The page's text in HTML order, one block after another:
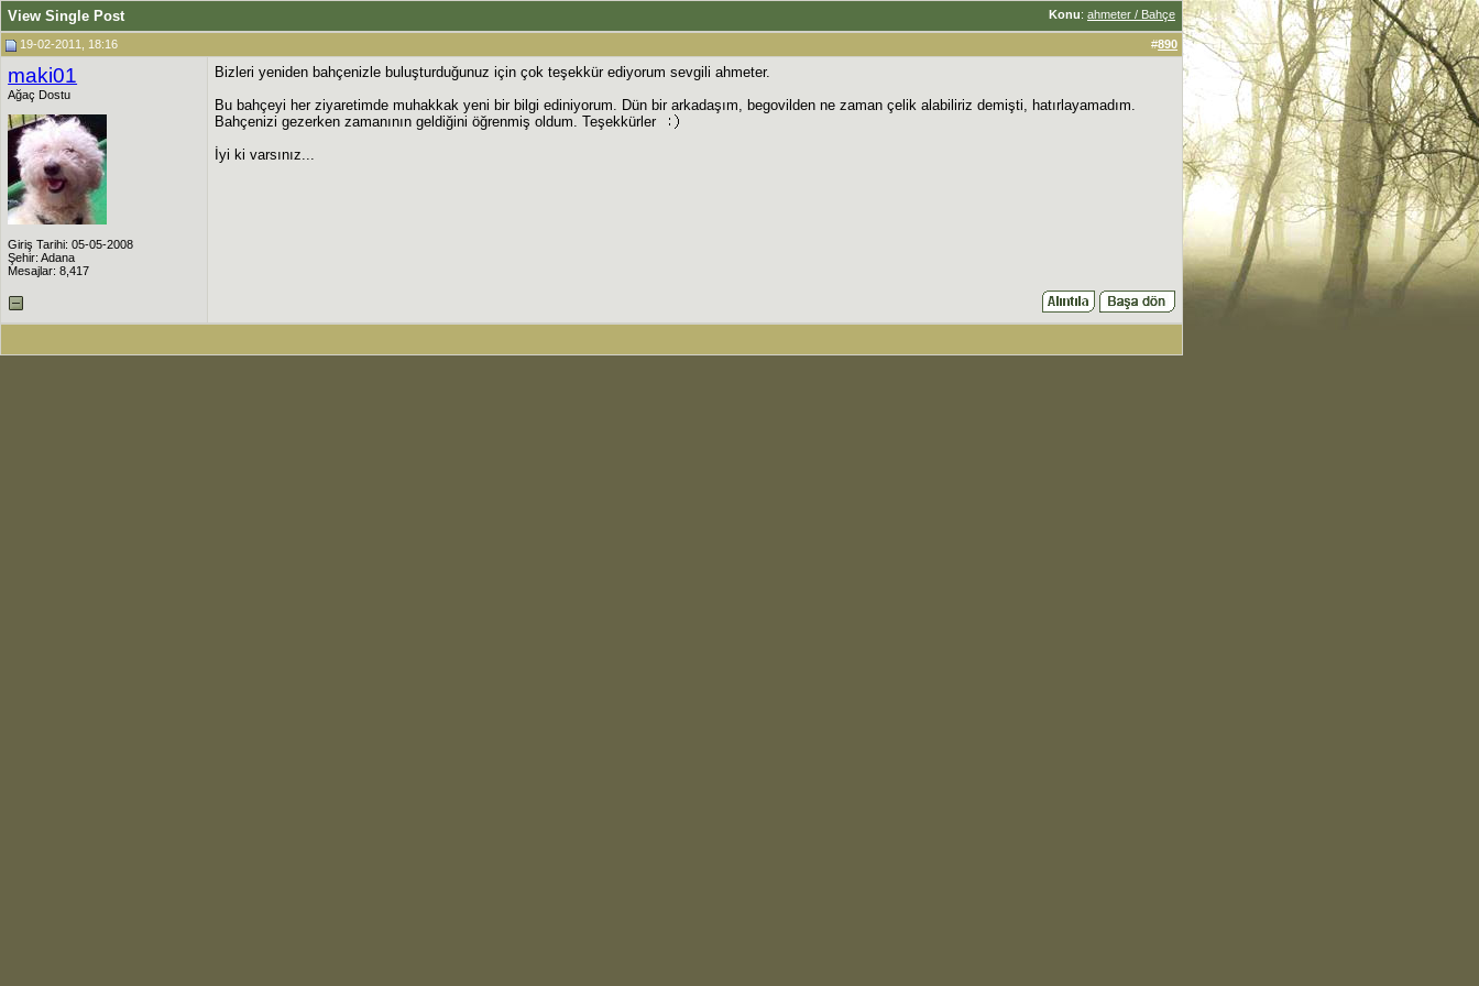
Konu: ahmeter / Bahçe
View Single Post
19-02-2011, 18:16 #890
maki01
Ağaç Dostu
Giriş Tarihi: 05-05-2008
Şehir: Adana
Mesajlar: 8,417
Bizleri yeniden bahçenizle buluşturduğunuz için çok teşekkür ediyorum sevgili ahmeter.
Bu bahçeyi her ziyaretimde muhakkak yeni bir bilgi ediniyorum. Dün bir arkadaşım, begovilden ne zaman çelik alabiliriz demişti, hatırlayamadım.
Bahçenizi gezerken zamanının geldiğini öğrenmiş oldum. Teşekkürler
İyi ki varsınız...